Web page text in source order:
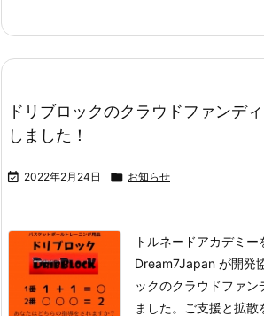
ドリブロックのクラウドファンデ
しました！
 2022年2月24日  お知らせ
トルネードアカデミー
Dream7Japan が開発
ックのクラウドファン
ました。
ご支援と拡散